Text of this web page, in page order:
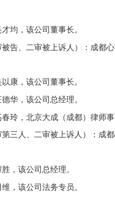
均，该公司董事长。
告、二审被上诉人）：成都
康，该公司董事长。
华，该公司总经理。
玲，北京大成（成都）律师
三人、二审被上诉人）：成
，该公司总经理。
，该公司法务专员。